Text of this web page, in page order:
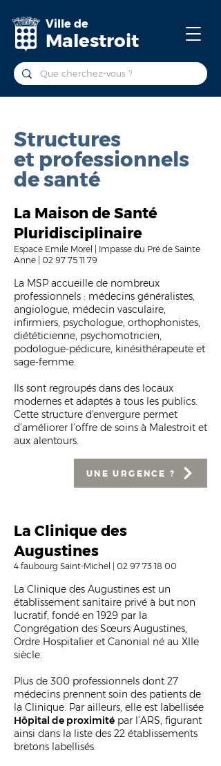
Ville de
Malestroit
Structures
et professionnels
de santé
La Maison de Santé
Pluridisciplinaire
Espace Emile Morel | Impasse du Pré de Sainte
Anne | 02 97 75 11 79
La MSP accueille de nombreux
professionnels : médecins généralistes,
angiologue, médecin vasculaire,
infirmiers, psychologue, orthophonistes,
diététicienne, psychomotricien,
podologue-pédicure, kinésithérapeute et
sage-femme.
Ils sont regroupés dans des locaux
modernes et adaptés à tous les publics.
Cette structure d'envergure permet
d’améliorer l’offre de soins à Malestroit et
aux alentours.
UNE URGENCE ?
La Clinique des
Augustines
4 faubourg Saint-Michel | 02 97 73 18 00
La Clinique des Augustines est un
établissement sanitaire privé à but non
lucratif, fondé en 1929 par la
Congrégation des Sœurs Augustines,
Ordre Hospitalier et Canonial né au XIIe
siècle.
Plus de 300 professionnels dont 27
médecins prennent soin des patients de
la Clinique. Par ailleurs, elle est labellisée
Hôpital de proximité par l’ARS, figurant
ainsi dans la liste des 22 établissements
bretons labellisés.